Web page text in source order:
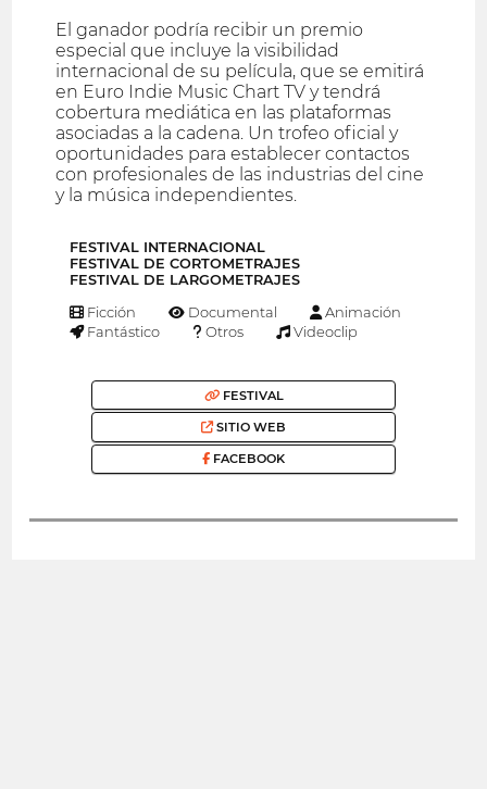
El ganador podría recibir un premio
especial que incluye la visibilidad
internacional de su película, que se emitirá
en Euro Indie Music Chart TV y tendrá
cobertura mediática en las plataformas
asociadas a la cadena. Un trofeo oficial y
oportunidades para establecer contactos
con profesionales de las industrias del cine
y la música independientes.
FESTIVAL INTERNACIONAL
FESTIVAL DE CORTOMETRAJES
FESTIVAL DE LARGOMETRAJES
Ficción Documental
Animación
Fantástico
Otros Videoclip
FESTIVAL
SITIO WEB
FACEBOOK